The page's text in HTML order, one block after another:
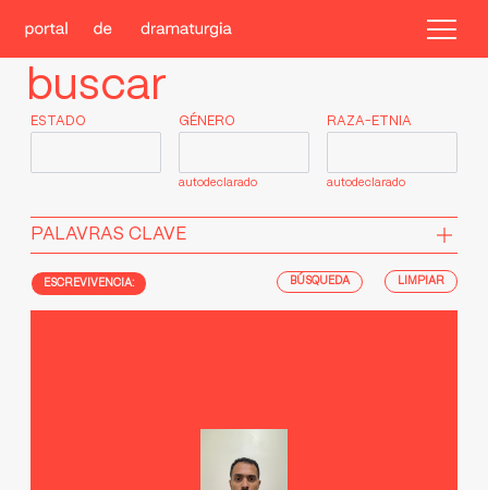
buscar
ESTADO GÉNERO
autodeclarado
RAZA-ETNIA
autodeclarado
PALAVRAS CLAVE
ESCREVIVENCIA: LIMPIAR